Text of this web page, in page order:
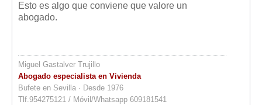
Esto es algo que conviene que valore un
abogado.
Miguel Gastalver Trujillo
Abogado especialista en Vivienda
Bufete en Sevilla · Desde 1976
Tlf.954275121 / Móvil/Whatsapp 609181541